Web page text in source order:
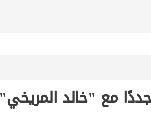
مع "خالد المريخي"